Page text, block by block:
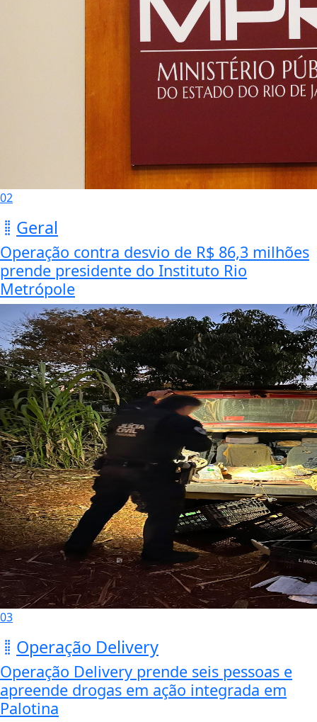
02
Geral
Operação contra desvio de R$ 86,3 milhões
prende presidente do Instituto Rio
Metrópole
03
Operação Delivery
Operação Delivery prende seis pessoas e
apreende drogas em ação integrada em
Palotina